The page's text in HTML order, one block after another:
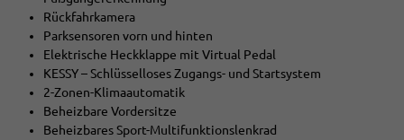
Rückfahrkamera
Parksensoren vorn und hinten
Elektrische Heckklappe mit Virtual Pedal
KESSY – Schlüsselloses Zugangs- und Startsystem
2-Zonen-Klimaautomatik
Beheizbare Vordersitze
Beheizbares Sport-Multifunktionslenkrad